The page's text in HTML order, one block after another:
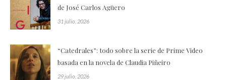
de José Carlos Agüero
31 julio, 2026
“Catedrales”: todo sobre la serie de Prime Video
basada en la novela de Claudia Piñeiro
29 julio, 2026